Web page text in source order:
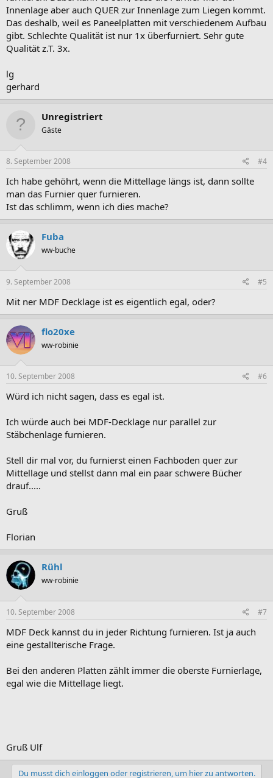
Innenlage aber auch QUER zur Innenlage zum Liegen kommt.
Das deshalb, weil es Paneelplatten mit verschiedenem Aufbau
gibt. Schlechte Qualität ist nur 1x überfurniert. Sehr gute
Qualität z.T. 3x.
lg
gerhard
Unregistriert
Gäste
8. September 2008 #4
Ich habe gehöhrt, wenn die Mittellage längs ist, dann sollte
man das Furnier quer furnieren.
Ist das schlimm, wenn ich dies mache?
Fuba
ww-buche
9. September 2008 #5
Mit ner MDF Decklage ist es eigentlich egal, oder?
flo20xe
ww-robinie
10. September 2008 #6
Würd ich nicht sagen, dass es egal ist.
Ich würde auch bei MDF-Decklage nur parallel zur
Stäbchenlage furnieren.
Stell dir mal vor, du furnierst einen Fachboden quer zur
Mittellage und stellst dann mal ein paar schwere Bücher
drauf.....
Gruß
Florian
Rühl
ww-robinie
10. September 2008 #7
MDF Deck kannst du in jeder Richtung furnieren. Ist ja auch
eine gestallterische Frage.
Bei den anderen Platten zählt immer die oberste Furnierlage,
egal wie die Mittellage liegt.
Gruß Ulf
Du musst dich einloggen oder registrieren, um hier zu antworten.